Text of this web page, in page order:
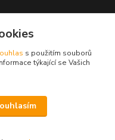
s použitím souborů
týkající se Vašich